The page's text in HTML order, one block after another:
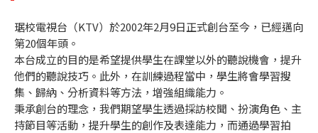
琚校電視台（KTV）於2002年2月9日正式創台至今，已經邁向
第20個年頭。
本台成立的目的是希望提供學生在課堂以外的聽說機會，提升
他們的聽說技巧。此外，在訓練過程當中，學生將會學習搜
集、歸納、分析資料等方法，增強組織能力。
秉承創台的理念，我們期望學生透過採訪校聞、扮演角色、主
持節目等活動，提升學生的創作及表達能力，而通過學習拍